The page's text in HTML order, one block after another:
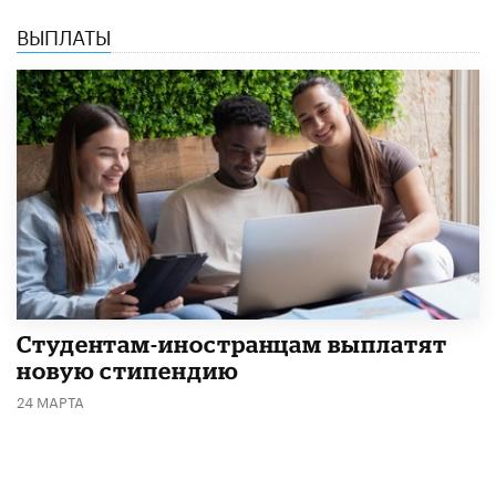
ВЫПЛАТЫ
Студентам-иностранцам выплатят
новую стипендию
24 МАРТА